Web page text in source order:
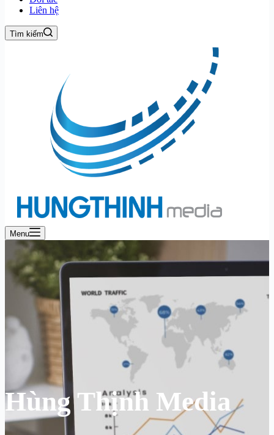
Liên hệ
Tìm kiếm
Menu
Hùng Thịnh Media